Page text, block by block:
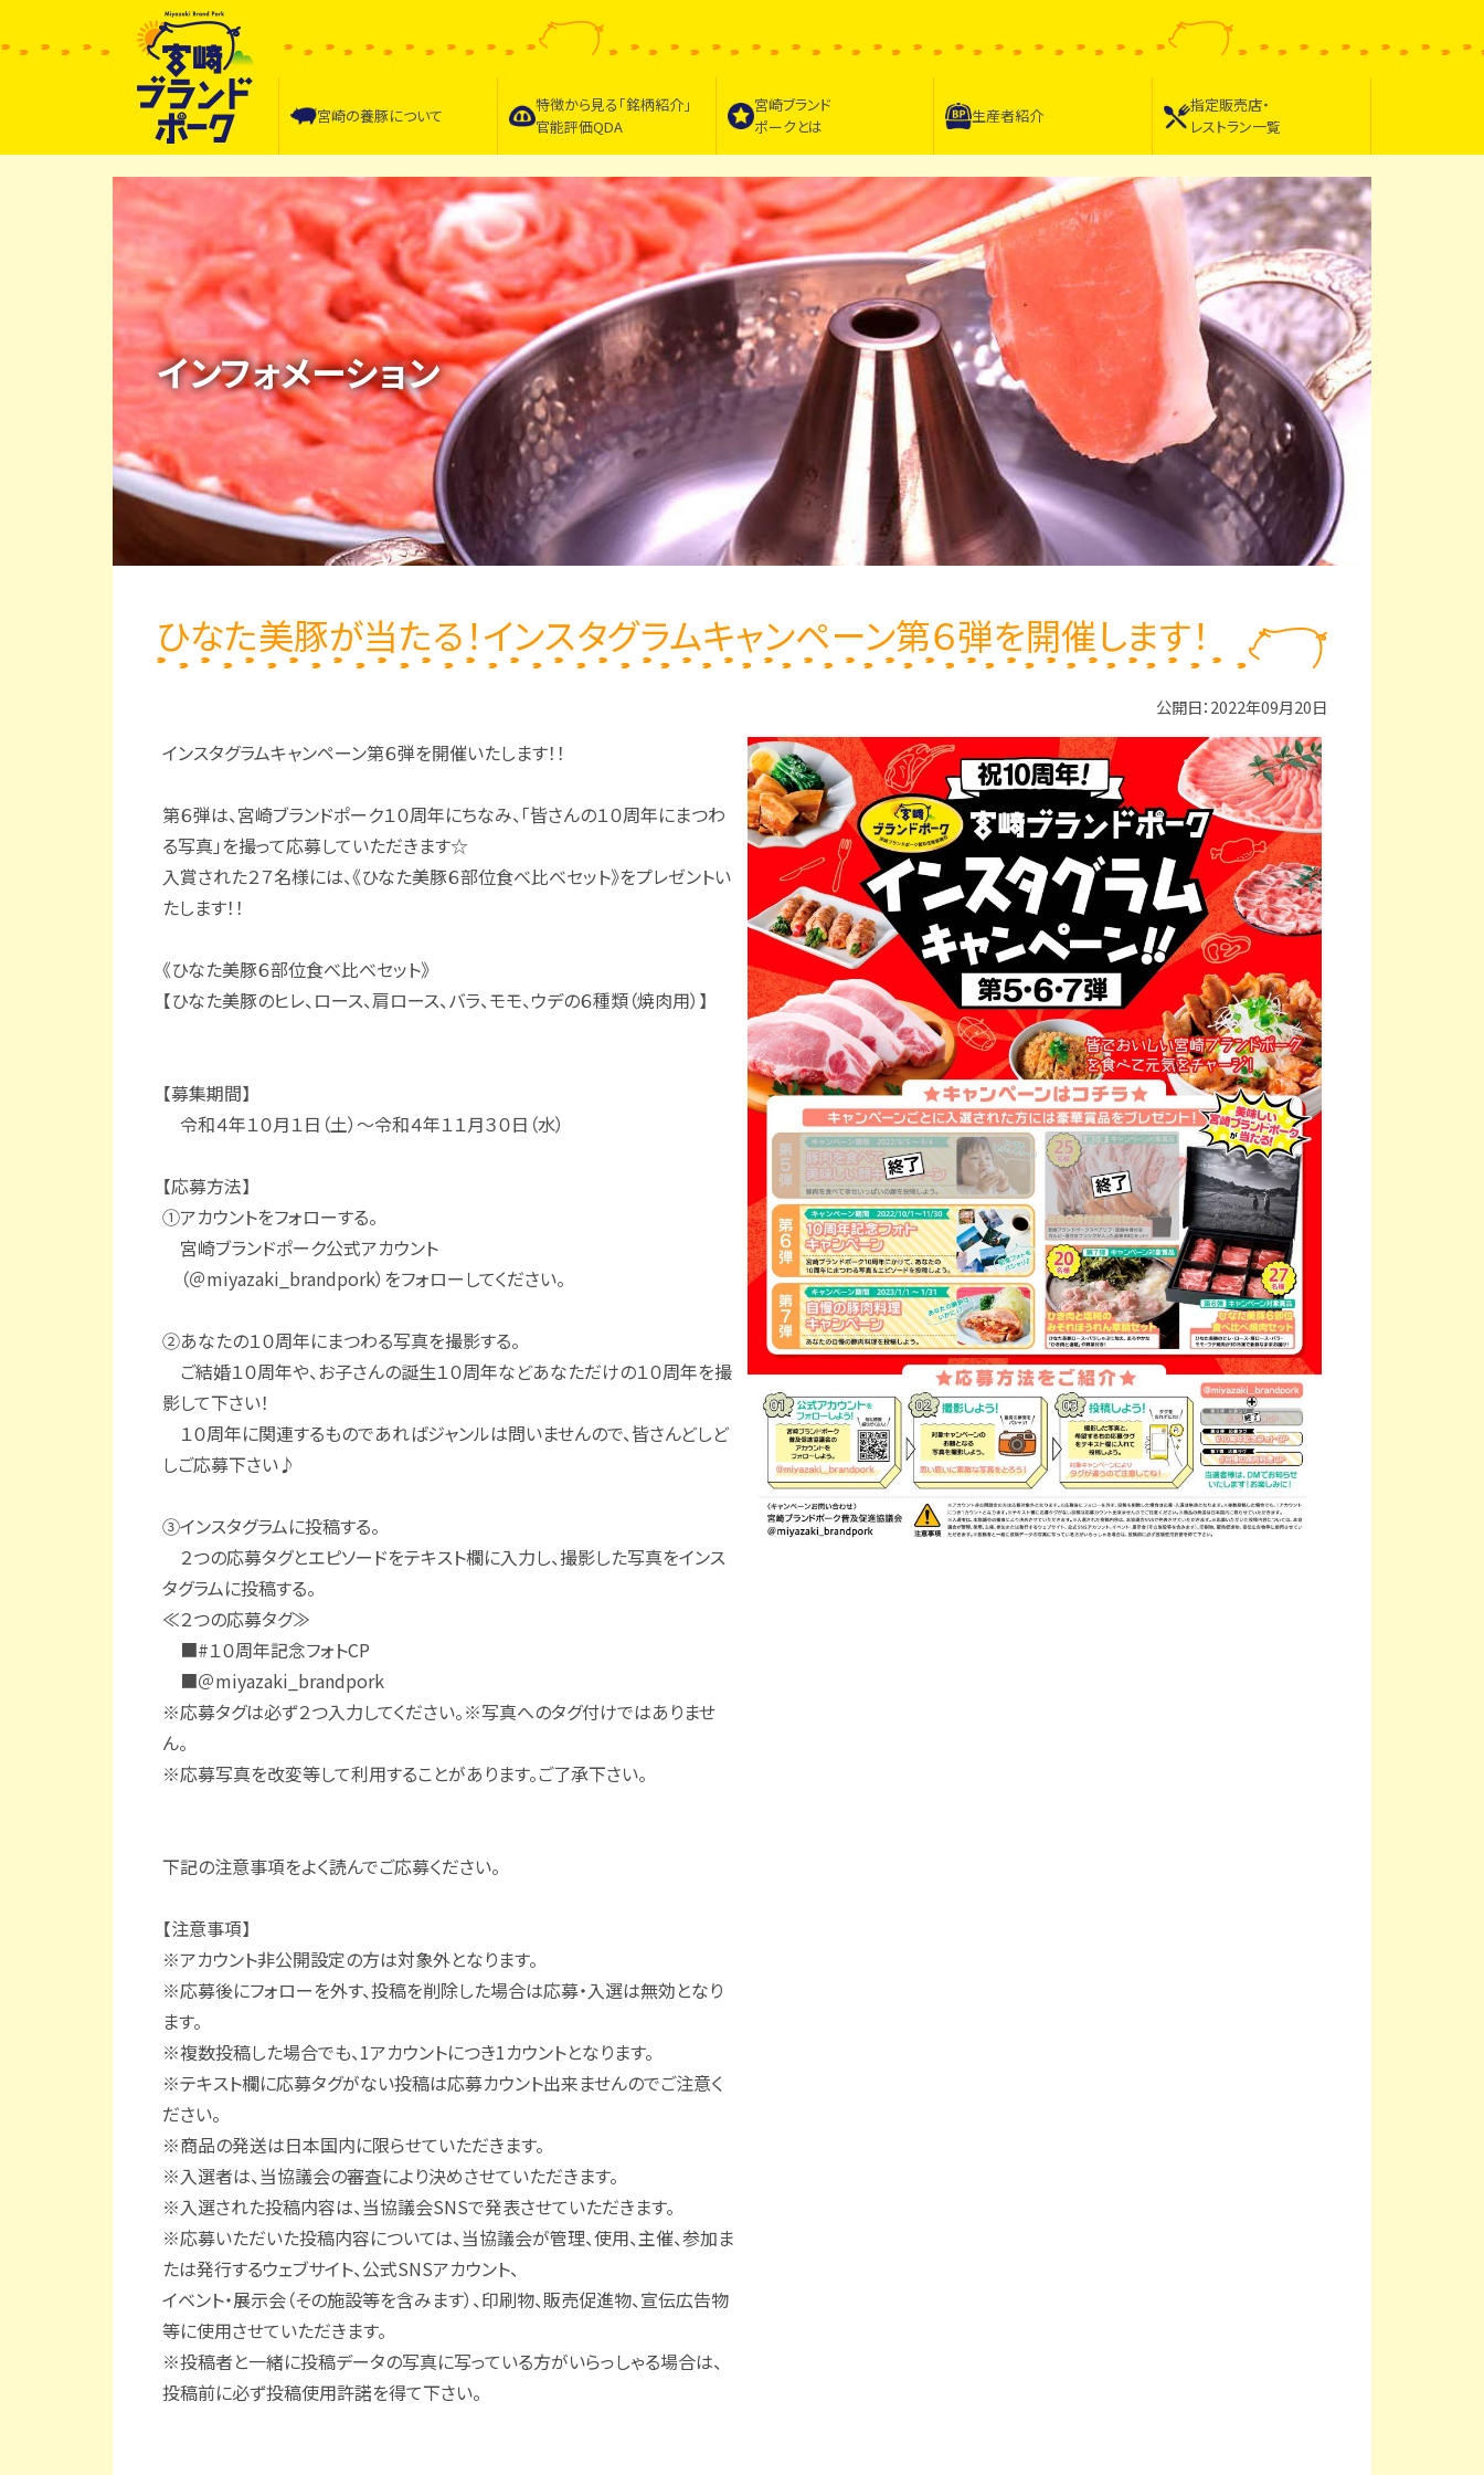
宮崎の養豚について
特徴から見る｢銘柄紹介｣
官能評価QDA
宮崎ブランド
ポークとは
生産者紹介
指定販売店・
レストラン一覧
インフォメーション
ひなた美豚が当たる！インスタグラムキャンペーン第６弾を開催します！
公開日：2022年09月20日
インスタグラムキャンペーン第６弾を開催いたします！！
第６弾は、宮崎ブランドポーク１０周年にちなみ、「皆さんの１０周年にまつわ
る写真」を撮って応募していただきます☆
入賞された２７名様には、《ひなた美豚６部位食べ比べセット》をプレゼントい
たします！！
《ひなた美豚６部位食べ比べセット》
【ひなた美豚のヒレ、ロース、肩ロース、バラ、モモ、ウデの６種類（焼肉用）】
【募集期間】
令和４年１０月１日（土）～令和４年１１月３０日（水）
【応募方法】
①アカウントをフォローする。
宮崎ブランドポーク公式アカウント
（＠miyazaki_brandpork）をフォローしてください。
②あなたの１０周年にまつわる写真を撮影する。
ご結婚１０周年や、お子さんの誕生１０周年などあなただけの１０周年を撮
影して下さい！
１０周年に関連するものであればジャンルは問いませんので、皆さんどしど
しご応募下さい♪
③インスタグラムに投稿する。
２つの応募タグとエピソードをテキスト欄に入力し、撮影した写真をインス
タグラムに投稿する。
≪２つの応募タグ≫
■#１０周年記念フォトCP
■＠miyazaki_brandpork
※応募タグは必ず２つ入力してください。※写真へのタグ付けではありませ
ん。
※応募写真を改変等して利用することがあります。ご了承下さい。
下記の注意事項をよく読んでご応募ください。
【注意事項】
※アカウント非公開設定の方は対象外となります。
※応募後にフォローを外す、投稿を削除した場合は応募・入選は無効となり
ます。
※複数投稿した場合でも、1アカウントにつき1カウントとなります。
※テキスト欄に応募タグがない投稿は応募カウント出来ませんのでご注意く
ださい。
※商品の発送は日本国内に限らせていただきます。
※入選者は、当協議会の審査により決めさせていただきます。
※入選された投稿内容は、当協議会SNSで発表させていただきます。
※応募いただいた投稿内容については、当協議会が管理、使用、主催、参加ま
たは発行するウェブサイト、公式SNSアカウント、
イベント・展示会（その施設等を含みます）、印刷物、販売促進物、宣伝広告物
等に使用させていただきます。
※投稿者と一緒に投稿データの写真に写っている方がいらっしゃる場合は、
投稿前に必ず投稿使用許諾を得て下さい。